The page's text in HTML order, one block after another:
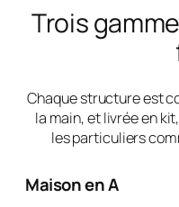
Trois
Chaque structure est
la main, et livrée en
les particuliers
Maison en A